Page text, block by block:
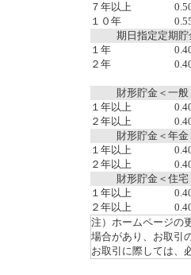
７年以上
１０年
期日指定定期貯
１年
２年
財形貯金＜一般
１年以上
２年以上
財形貯金＜年金
１年以上
２年以上
財形貯金＜住宅
１年以上
２年以上
注）ホームページの
場合があり、お取引
お取引に際しては、